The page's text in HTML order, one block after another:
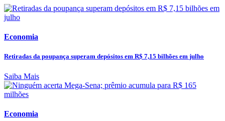
Economia
Retiradas da poupança superam depósitos em R$ 7,15 bilhões em julho
Saiba Mais
Economia